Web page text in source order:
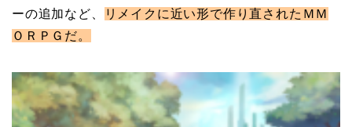
ーの追加など、
リメイクに近い形で作り直されたＭＭ
ＯＲＰＧだ。